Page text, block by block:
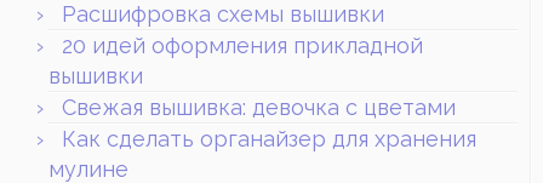
Расшифровка схемы вышивки
20 идей оформления прикладной
вышивки
Свежая вышивка: девочка с цветами
Как сделать органайзер для хранения
мулине